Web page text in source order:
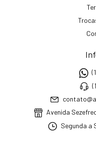
Avenida
Segunda a